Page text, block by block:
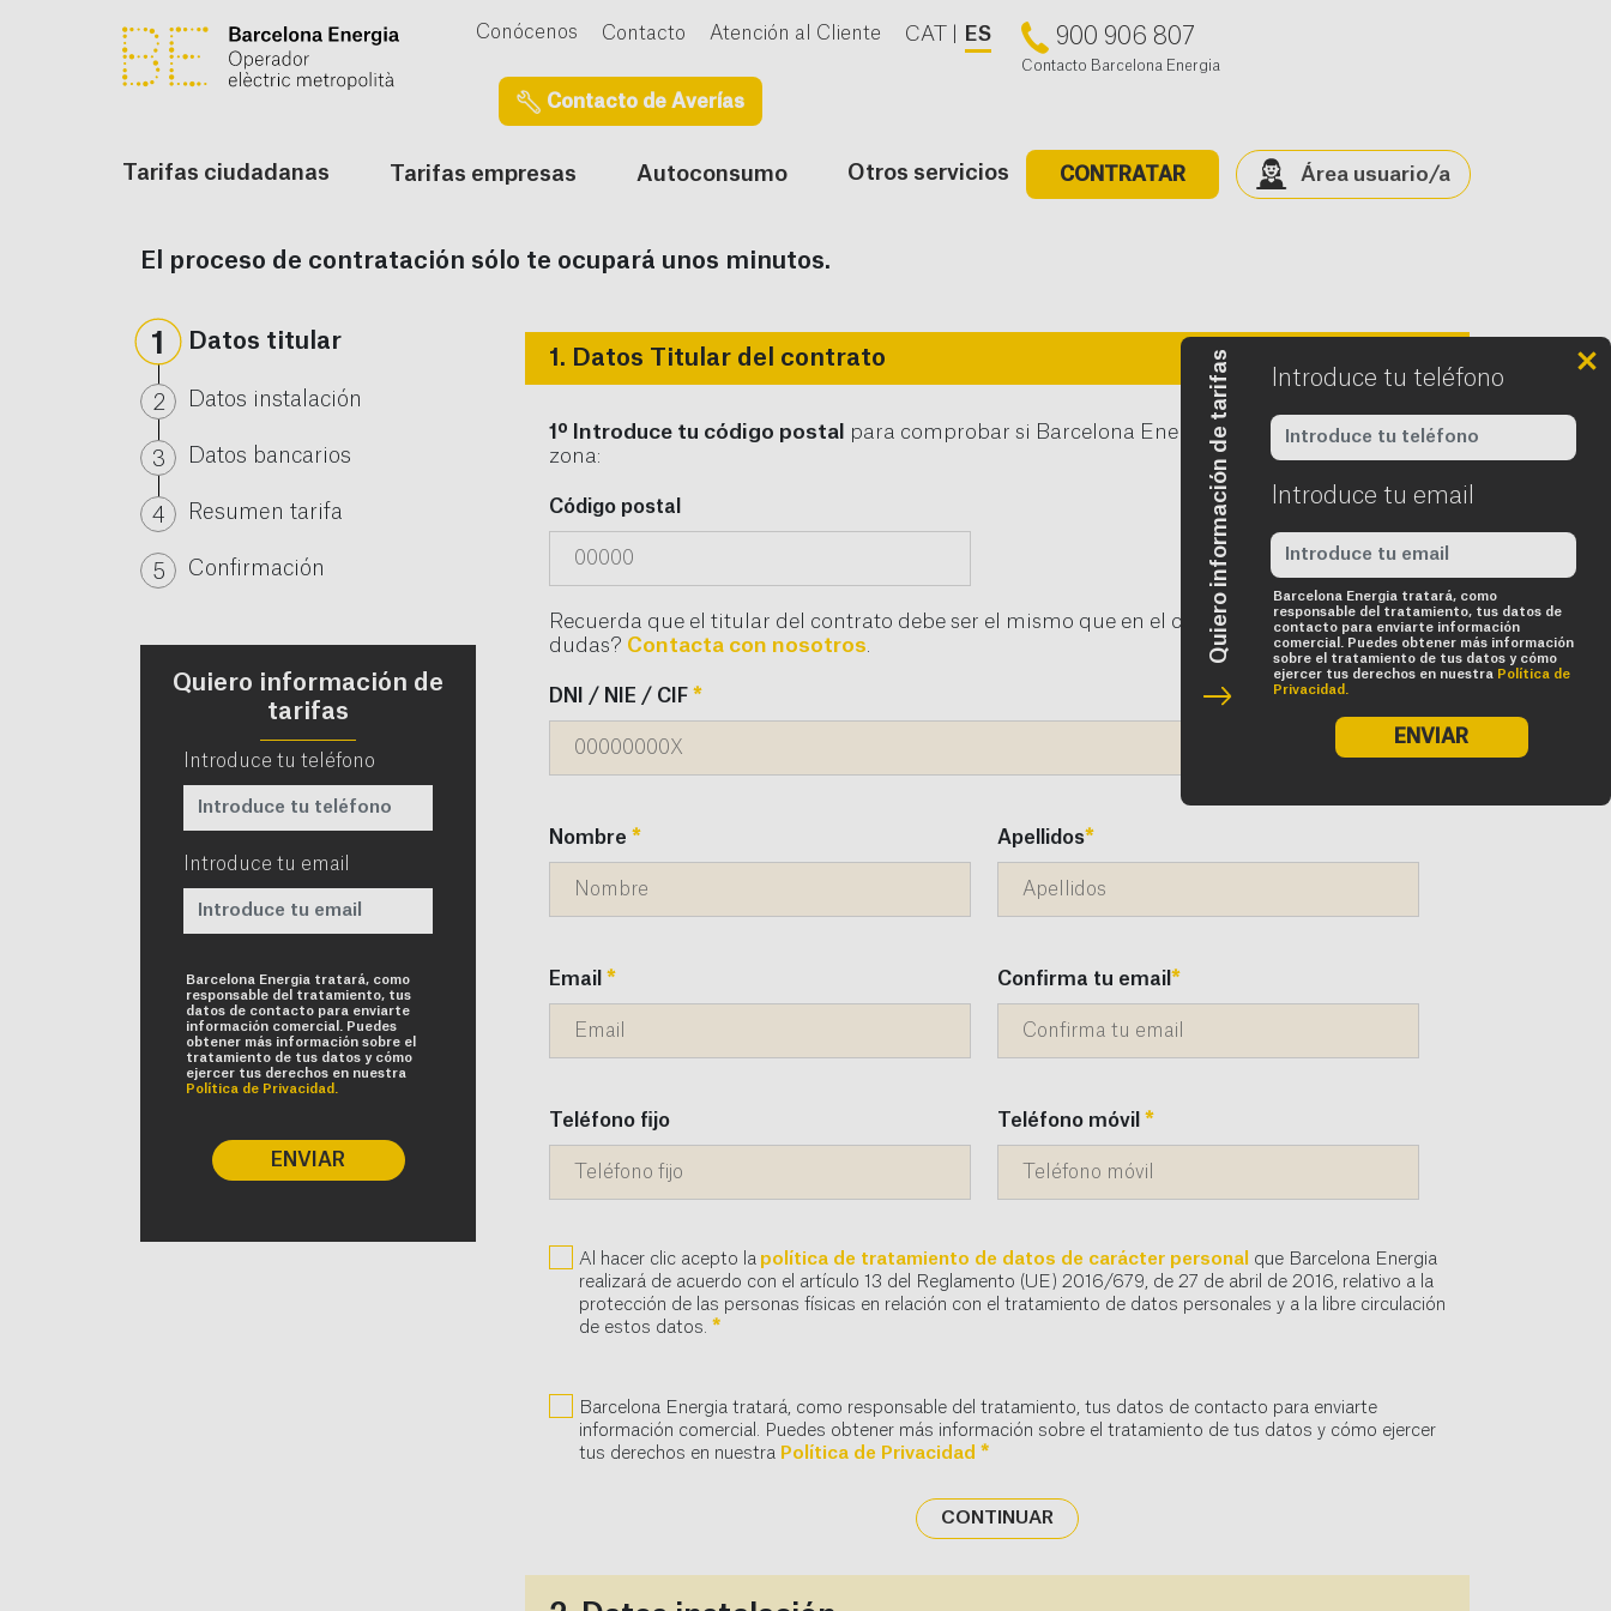
Conócenos Contacto Atención al Cliente CAT ES 900 906 807
Contacto Barcelona Energia
Contacto de Averías
Tarifas ciudadanas Tarifas empresas Autoconsumo Otros servicios CONTRATAR Área usuario/a
Quiero información de tarifas Introduce tu teléfono
Introduce tu email
Barcelona Energia tratará, como
responsable del tratamiento, tus datos de
contacto para enviarte información
comercial. Puedes obtener más información
sobre el tratamiento de tus datos y cómo
ejercer tus derechos en nuestra Política de
Privacidad.
ENVIAR
El proceso de contratación sólo te ocupará unos minutos.
Datos titular
Datos instalación
Datos bancarios
Resumen tarifa
Confirmación
Quiero información de
tarifas
Introduce tu teléfono
Introduce tu email
Barcelona Energia tratará, como
responsable del tratamiento, tus
datos de contacto para enviarte
información comercial. Puedes
obtener más información sobre el
tratamiento de tus datos y cómo
ejercer tus derechos en nuestra
Política de Privacidad.
ENVIAR
1. Datos Titular del contrato
1º Introduce tu código postal
para comprobar si Barcelona Energia está disponible en tu
zona:
Código postal
Recuerda que el titular del contrato debe ser el mismo que en el contrato actual. ¿Tienes
dudas? Contacta con nosotros
DNI / NIE / CIF *
Nombre * Apellidos*
Email * Confirma tu email *
Teléfono fijo Teléfono móvil *
Al hacer clic acepto la política de tratamiento de datos de carácter personal que Barcelona Energia
realizará de acuerdo con el artículo 13 del Reglamento (UE) 2016/679, de 27 de abril de 2016, relativo a la
protección de las personas físicas en relación con el tratamiento de datos personales y a la libre circulación
de estos datos. *
Barcelona Energia tratará, como responsable del tratamiento, tus datos de contacto para enviarte
información comercial. Puedes obtener más información sobre el tratamiento de tus datos y cómo ejercer
tus derechos en nuestra Política de Privacidad *
CONTINUAR